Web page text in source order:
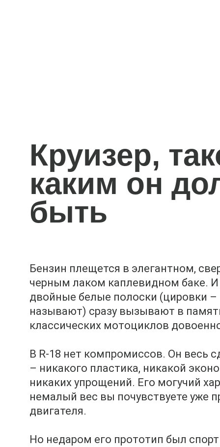
Круизер,
каким он
быть
Бензин плещется в элегантном,
черным лаком каплевидном баке. И
двойные белые полоски (цировки –
называют) сразу вызывают в
классических мотоциклов
В R-18 нет компромиссов. Он весь
– никакого пластика, никакой
никаких упрощений. Его могучий
немалый вес вы почувствуете уже
двигателя.
Но недаром его прототип был